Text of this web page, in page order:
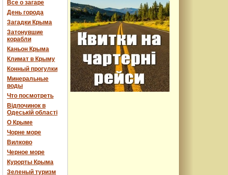
Все о загаре
День города
Загадки Крыма
Затонувшие
корабли
Каньон Крыма
Климат в Крыму
Конный прогулки
Минеральные
воды
Что посмотреть
Відпочинок в
Одеській області
О Крыме
Чорне море
Вилково
Черное море
Курорты Крыма
Зеленый туризм